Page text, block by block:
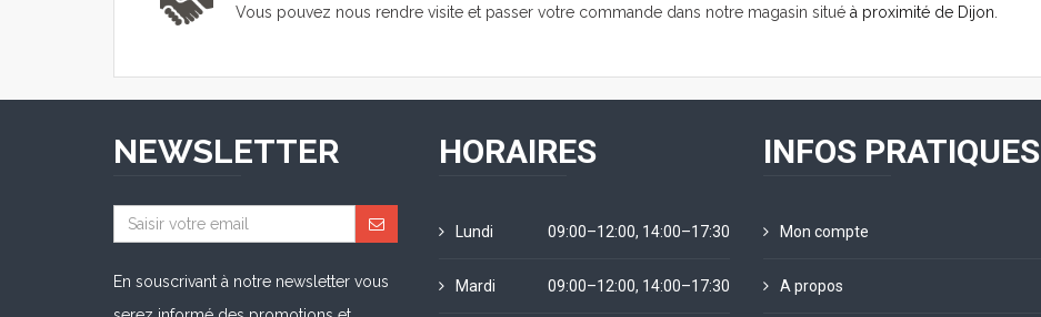
Vous pouvez nous rendre visite et passer votre commande dans notre magasin situé à proximité de Dijon.
NEWSLETTER
En souscrivant à notre newsletter vous
HORAIRES
Lundi 09:00–12:00, 14:00–17:30
Mardi 09:00–12:00, 14:00–17:30
INFOS PRATIQUES
Mon compte
A propos